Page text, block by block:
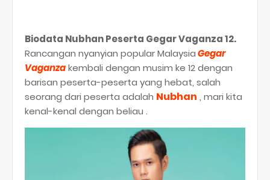
Biodata Nubhan Peserta Gegar Vaganza 12.
Rancangan nyanyian popular MalaysiaGegar
Vaganzakembali dengan musim ke 12 dengan
barisan peserta-peserta yang hebat, salah
seorang dari peserta adalah Nubhan , mari kita
kenal-kenal dengan beliau .